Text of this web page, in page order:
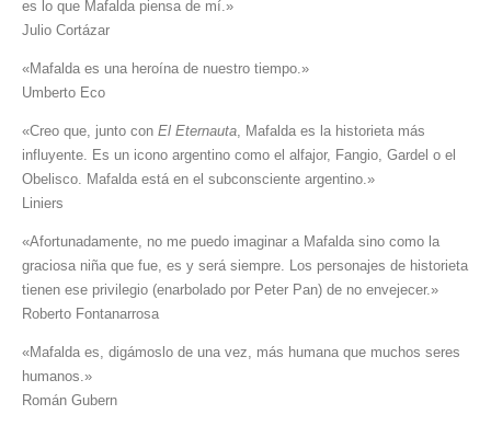
es lo que Mafalda piensa de mí.»
Julio Cortázar
«Mafalda es una heroína de nuestro tiempo.»
Umberto Eco
«Creo que, junto con El Eternauta, Mafalda es la historieta más
influyente. Es un icono argentino como el alfajor, Fangio, Gardel o el
Obelisco. Mafalda está en el subconsciente argentino.»
Liniers
«Afortunadamente, no me puedo imaginar a Mafalda sino como la
graciosa niña que fue, es y será siempre. Los personajes de historieta
tienen ese privilegio (enarbolado por Peter Pan) de no envejecer.»
Roberto Fontanarrosa
«Mafalda es, digámoslo de una vez, más humana que muchos seres
humanos.»
Román Gubern